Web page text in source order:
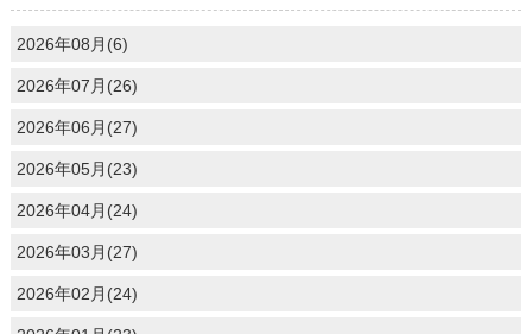
2026年08月(6)
2026年07月(26)
2026年06月(27)
2026年05月(23)
2026年04月(24)
2026年03月(27)
2026年02月(24)